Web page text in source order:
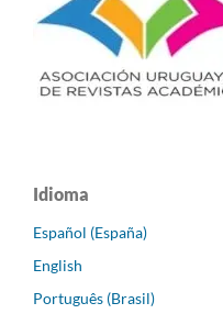
Idioma
Español (España)
English
Português (Brasil)